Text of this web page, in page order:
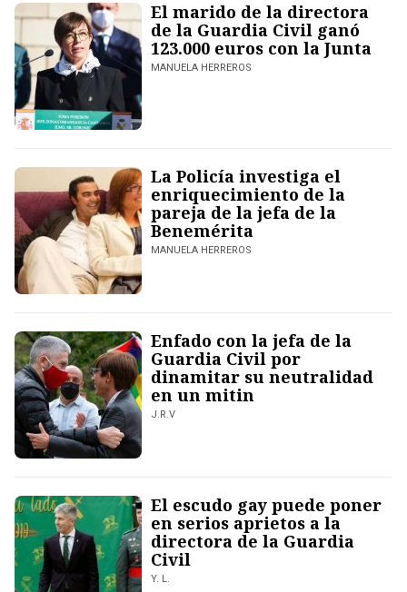
El marido de la directora
de la Guardia Civil ganó
123.000 euros con la Junta
MANUELA HERREROS
La Policía investiga el
enriquecimiento de la
pareja de la jefa de la
Benemérita
MANUELA HERREROS
Enfado con la jefa de la
Guardia Civil por
dinamitar su neutralidad
en un mitin
J.R.V
El escudo gay puede poner
en serios aprietos a la
directora de la Guardia
Civil
Y. L.